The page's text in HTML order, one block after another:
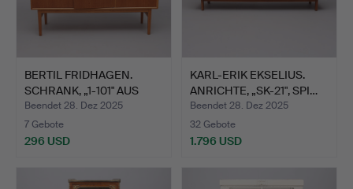
BERTIL FRIDHAGEN.
SCHRANK, „1-101" AUS
DER…
Beendet 28. Dez 2025
7 Gebote
296 USD
KARL-ERIK EKSELIUS.
ANRICHTE, „SK-21", SPI…
Beendet 28. Dez 2025
32 Gebote
1.796 USD